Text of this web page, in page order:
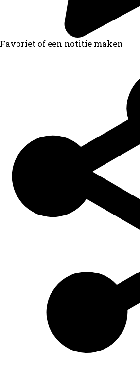
Favoriet of een notitie maken